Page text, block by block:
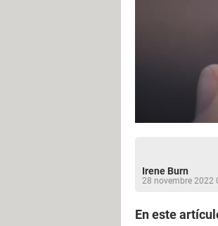
Irene Burn
28 novembre 2022
En este